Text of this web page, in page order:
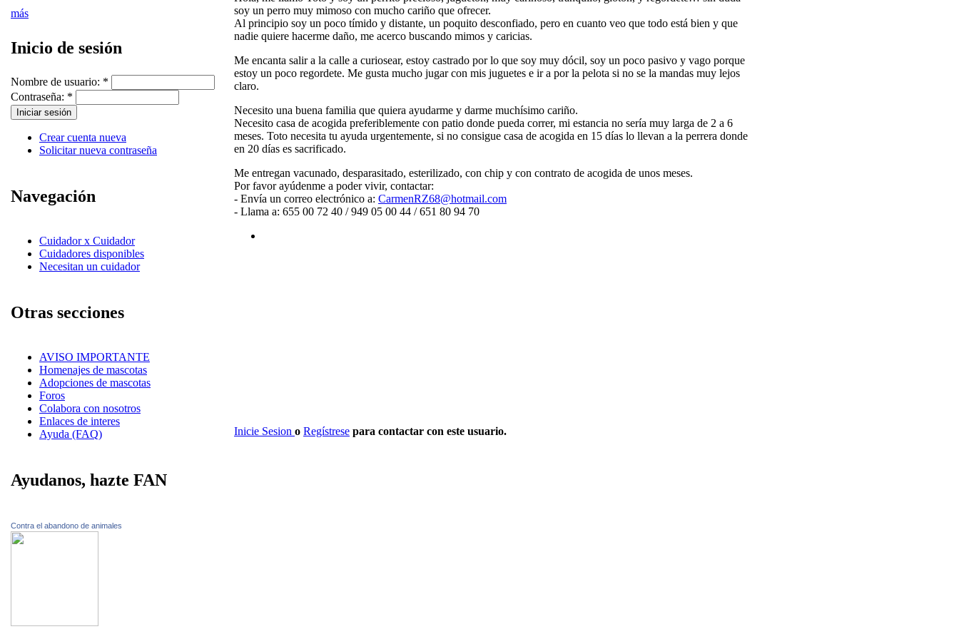
más
Inicio de sesión
Nombre de usuario: *
Contraseña: *
Crear cuenta nueva
Solicitar nueva contraseña
Navegación
Cuidador x Cuidador
Cuidadores disponibles
Necesitan un cuidador
Otras secciones
AVISO IMPORTANTE
Homenajes de mascotas
Adopciones de mascotas
Foros
Colabora con nosotros
Enlaces de interes
Ayuda (FAQ)
Ayudanos, hazte FAN
Contra el abandono de animales
soy un perro muy mimoso con mucho cariño que ofrecer.
Al principio soy un poco tímido y distante, un poquito desconfiado, pero en cuanto veo que todo está bien y que
nadie quiere hacerme daño, me acerco buscando mimos y caricias.
Me encanta salir a la calle a curiosear, estoy castrado por lo que soy muy dócil, soy un poco pasivo y vago porque
estoy un poco regordete. Me gusta mucho jugar con mis juguetes e ir a por la pelota si no se la mandas muy lejos
claro.
Necesito una buena familia que quiera ayudarme y darme muchísimo cariño.
Necesito casa de acogida preferiblemente con patio donde pueda correr, mi estancia no sería muy larga de 2 a 6
meses. Toto necesita tu ayuda urgentemente, si no consigue casa de acogida en 15 días lo llevan a la perrera donde
en 20 días es sacrificado.
Me entregan vacunado, desparasitado, esterilizado, con chip y con contrato de acogida de unos meses.
Por favor ayúdenme a poder vivir, contactar:
- Envía un correo electrónico a: CarmenRZ68@hotmail.com
- Llama a: 655 00 72 40 / 949 05 00 44 / 651 80 94 70
Inicie Sesion o Regístrese para contactar con este usuario.